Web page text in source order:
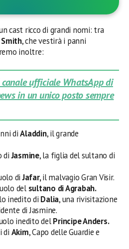
cast ricco di grandi nomi: tra
, che vestirà i panni
inoltre:
ufficiale WhatsApp di
in un unico posto sempre
diAladdin, il grande
diJasmine, la figlia del sultano di
diJafar,il malvagio Gran Visir.
del sultano di Agrabah.
inedito di Dalia, una rivisitazione
di Jasmine.
inedito delPrincipe Anders.
di Akim, Capo delle Guardie e